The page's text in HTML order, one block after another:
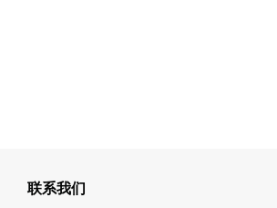
联系我们